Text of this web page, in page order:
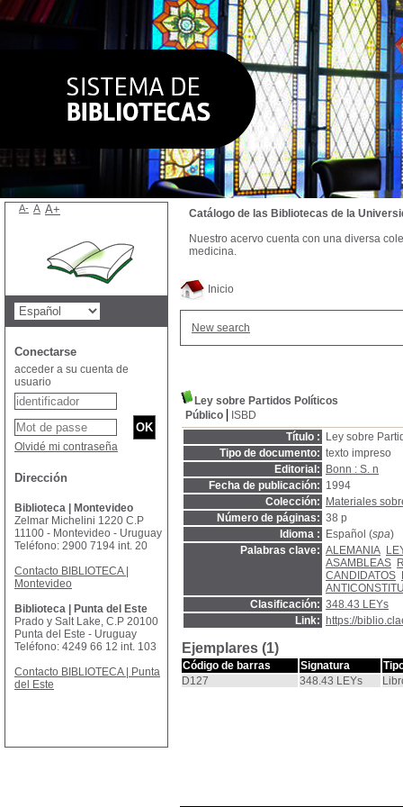
Inicio
New search
Ley sobre Partidos Políticos
Público
ISBD
Título :
Ley sobre
Tipo de documento: texto impreso
Editorial:
Bonn : S. n
Fecha de publicación: 1994
Colección:
Materiales
Número de páginas: 38 p
Idioma :
Español (spa)
Palabras clave: ALEMANIA
ASAMBLEAS
CANDIDATOS
Clasificación: 348.43 LEYs
Link:
https://
Ejemplares (1)
Código de barras Signatura
D127
348.43 LEYs
Catálogo de las Bibliotecas de la
Nuestro acervo cuenta con una diversa
medicina.
A- A A+
Conectarse
acceder a su cuenta de
usuario
Olvidé mi contraseña
Dirección
Biblioteca | Montevideo
Zelmar Michelini 1220 C.P
11100 - Montevideo - Uruguay
Teléfono: 2900 7194 int. 20
Contacto BIBLIOTECA |
Montevideo
Biblioteca | Punta del Este
Prado y Salt Lake, C.P 20100
Punta del Este - Uruguay
Teléfono: 4249 66 12 int. 103
Contacto BIBLIOTECA | Punta
del Este